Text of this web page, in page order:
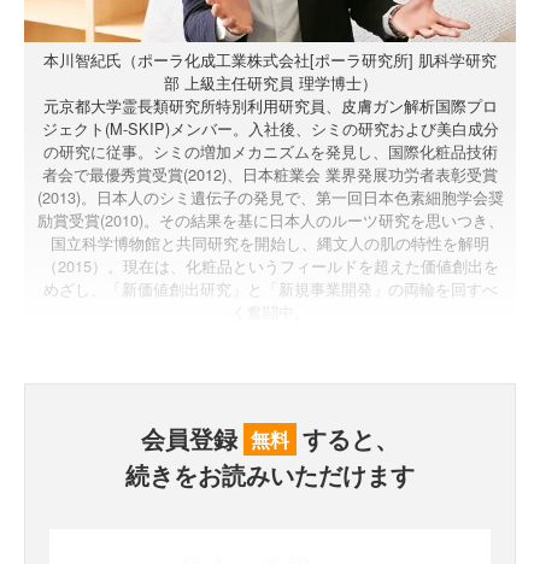
本川智紀氏（ポーラ化成工業株式会社[ポーラ研究所] 肌科学研究
部 上級主任研究員 理学博士）
元京都大学霊長類研究所特別利用研究員、皮膚ガン解析国際プロ
ジェクト(M-SKIP)メンバー。入社後、シミの研究および美白成分
の研究に従事。シミの増加メカニズムを発見し、国際化粧品技術
者会で最優秀賞受賞(2012)、日本粧業会 業界発展功労者表彰受賞
(2013)。日本人のシミ遺伝子の発見で、第一回日本色素細胞学会奨
励賞受賞(2010)。その結果を基に日本人のルーツ研究を思いつき、
国立科学博物館と共同研究を開始し、縄文人の肌の特性を解明
（2015）。現在は、化粧品というフィールドを超えた価値創出を
めざし、「新価値創出研究」と「新規事業開発」の両輪を回すべ
会員登録 無料 すると、
続きをお読みいただけます